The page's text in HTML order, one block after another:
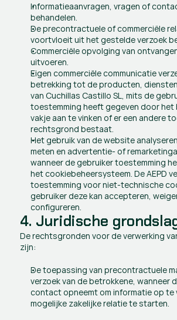
Informatieaanvragen, vragen of
behandelen.
De precontractuele of commerciële
voortvloeit uit het gestelde verzoek
Commerciële opvolging van
uitvoeren.
Eigen commerciële communicatie
betrekking tot de producten,
van Cuchillas Castillo SL, mits de
toestemming heeft gegeven door
vakje aan te vinken of er een andere
rechtsgrond bestaat.
Het gebruik van de website
meten en advertentie- of
wanneer de gebruiker toestemming
het cookiebeheersysteem. De AEPD
toestemming voor niet-technische
gebruiker deze kan accepteren,
configureren.
4. Juridische
De rechtsgronden voor de verwerking
zijn:
De toepassing van precontractuele
verzoek van de betrokkene, wanneer
contact opneemt om informatie op te
mogelijke zakelijke relatie te starten.